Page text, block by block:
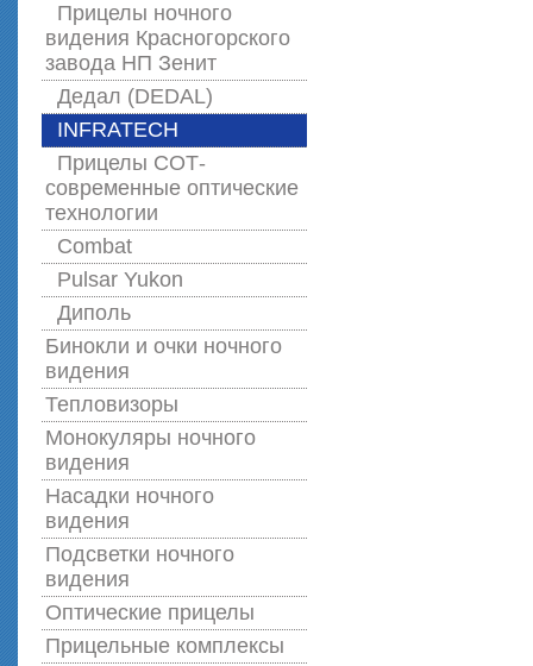
Прицелы ночного
видения Красногорского
завода НП Зенит
Дедал (DEDAL)
INFRATECH
Прицелы СОТ-
современные оптические
технологии
Combat
Pulsar Yukon
Диполь
Бинокли и очки ночного
видения
Тепловизоры
Монокуляры ночного
видения
Насадки ночного
видения
Подсветки ночного
видения
Оптические прицелы
Прицельные комплексы